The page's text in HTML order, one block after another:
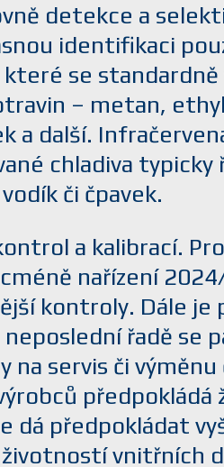
detekce a
identifikaci
se standardně
– metan,
a další.
chladiva
či čpavek.
a kalibrací.
nařízení
kontroly. Dále je
řadě se
na servis či
dá předpokládat
vnitřních